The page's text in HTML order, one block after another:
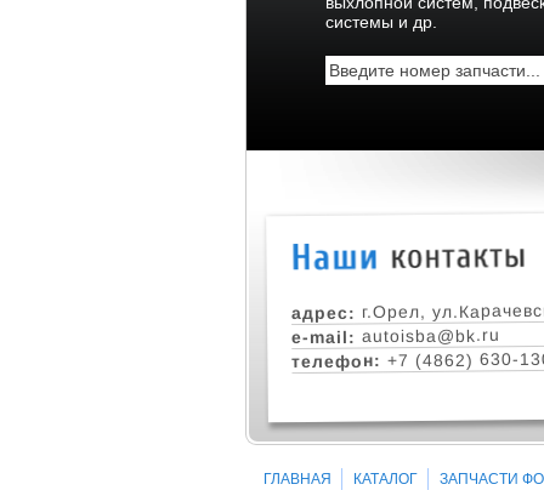
системы и др.
адрес: г.Орел,
e-mail: autoisba@bk.ru
телефон: +7 (4862) 630-
ГЛАВНАЯ КАТАЛОГ ЗАПЧАСТИ